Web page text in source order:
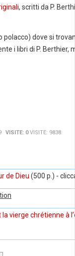
, scritti da P.
polacco) dove si
i libri di P. Berthier,
VISITE: 0 VISITE: 9838
de Dieu (500 p.) -
vierge chrétienne à